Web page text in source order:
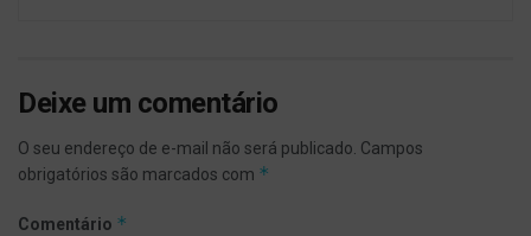
Deixe um comentário
O seu endereço de e-mail não será publicado. Campos
obrigatórios são marcados com *
Comentário *